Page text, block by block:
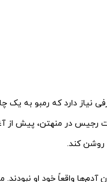
نیاز دارد که رمبو به
رجیس در منهتن، پیش